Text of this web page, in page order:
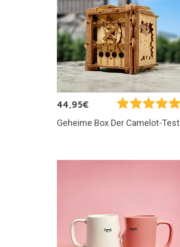
44,95€
Geheime Box Der Camelot-Test